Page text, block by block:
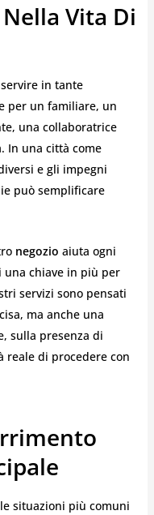
Vita Di
in tante
per un familiare, un
una collaboratrice
In una città come
e gli impegni
può semplificare
negozio aiuta ogni
una chiave in più per
servizi sono pensati
ma anche una
sulla presenza di
reale di procedere con
situazioni più comuni